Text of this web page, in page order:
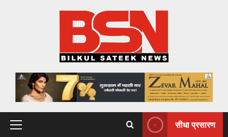
Primary
सीधा प्रसारण